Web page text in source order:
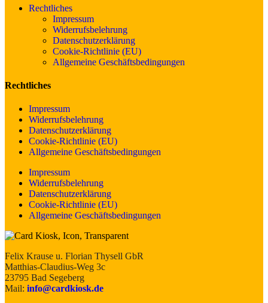
Rechtliches
Impressum
Widerrufsbelehrung
Datenschutzerklärung
Cookie-Richtlinie (EU)
Allgemeine Geschäftsbedingungen
Rechtliches
Impressum
Widerrufsbelehrung
Datenschutzerklärung
Cookie-Richtlinie (EU)
Allgemeine Geschäftsbedingungen
Impressum
Widerrufsbelehrung
Datenschutzerklärung
Cookie-Richtlinie (EU)
Allgemeine Geschäftsbedingungen
Felix Krause u. Florian Thysell GbR
Matthias-Claudius-Weg 3c
23795 Bad Segeberg
Mail: info@cardkiosk.de